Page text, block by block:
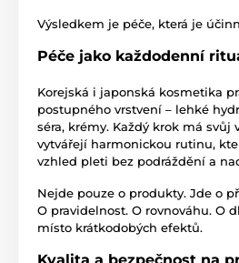
Výsledkem je péče, která je
Péče jako každodenní
Korejská i japonská kosmetika
postupného vrstvení – lehké
séra, krémy. Každý krok má svůj
vytvářejí harmonickou rutinu,
vzhled pleti bez podráždění a
Nejde pouze o produkty. Jde o
O pravidelnost. O rovnováhu. O
místo krátkodobých efektů.